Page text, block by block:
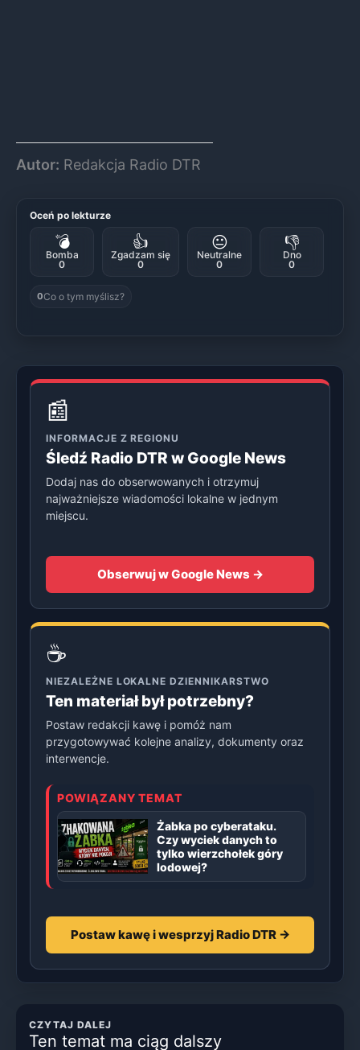
Autor: Redakcja Radio DTR
Oceń po lekturze
💣
Bomba
0
👍
Zgadzam się
0
😐
Neutralne
0
👎
Dno
0
0Co o tym myślisz?
📰
INFORMACJE Z REGIONU
Śledź Radio DTR w Google News
Dodaj nas do obserwowanych i otrzymuj
najważniejsze wiadomości lokalne w jednym
miejscu.
Obserwuj w Google News →
☕
NIEZALEŻNE LOKALNE DZIENNIKARSTWO
Ten materiał był potrzebny?
Postaw redakcji kawę i pomóż nam
przygotowywać kolejne analizy, dokumenty oraz
interwencje.
POWIĄZANY TEMAT
Żabka po cyberataku.
Czy wyciek danych to
tylko wierzchołek góry
lodowej?
Postaw kawę i wesprzyj Radio DTR →
CZYTAJ DALEJ
Ten temat ma ciąg dalszy